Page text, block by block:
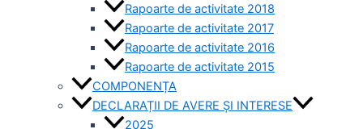
Rapoarte de activitate 2018
Rapoarte de activitate 2017
Rapoarte de activitate 2016
Rapoarte de activitate 2015
COMPONENȚA
DECLARAȚII DE AVERE ȘI INTERESE
2025